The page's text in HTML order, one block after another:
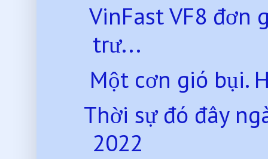
VinFast VF8 đơn
trư...
Một cơn gió bụi.
Thời sự đó đây
2022